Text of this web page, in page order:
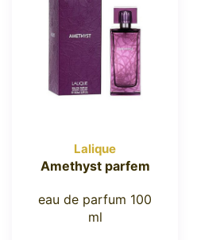
Lalique
Amethyst parfem
eau de parfum 100
ml